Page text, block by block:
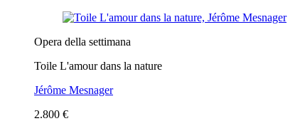
Opera della settimana
Toile L'amour dans la nature
Jérôme Mesnager
2.800 €